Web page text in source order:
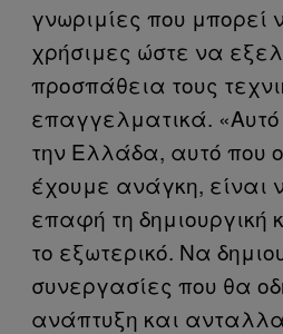
γνωριμίες που μπορεί
χρήσιμες ώστε να
προσπάθεια τους
επαγγελματικά.
την Ελλάδα, αυτό που
έχουμε ανάγκη, είναι
επαφή τη δημιουργική
το εξωτερικό. Να
συνεργασίες που θα
ανάπτυξη και